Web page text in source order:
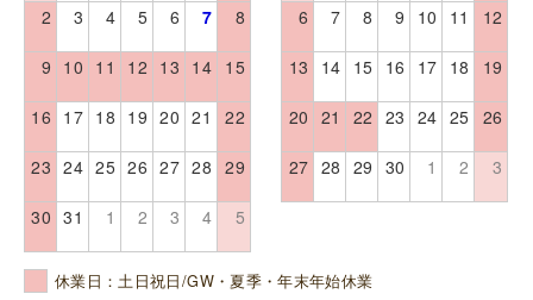
2 3 4 5 6 7 8
9 10 11 12 13 14 15
16 17 18 19 20 21 22
23 24 25 26 27 28 29
30 31 1 2 3 4 5
6 7 8 9 10 11 12
13 14 15 16 17 18 19
20 21 22 23 24 25 26
27 28 29 30 1 2 3
休業日：土日祝日/GW・夏季・年末年始休業